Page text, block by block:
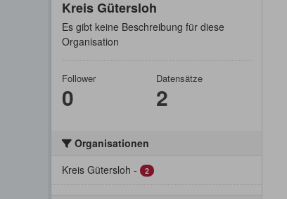
Kreis Gütersloh
Es gibt keine Beschreibung für diese
Organisation
Follower
0
Datensätze
2
Organisationen
Kreis Gütersloh - 2